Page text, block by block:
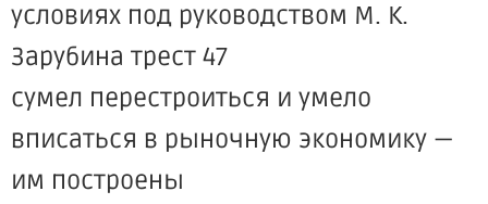
условиях под руководством М. К.
Зарубина трест 47
сумел перестроиться и умело
вписаться в рыночную экономику —
им построены